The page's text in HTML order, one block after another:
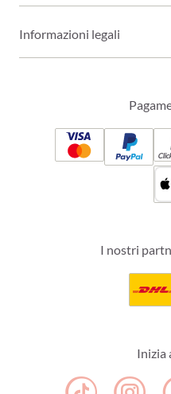
Informazioni legali
I nostri
Inizia